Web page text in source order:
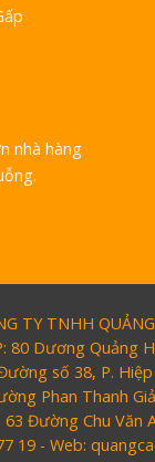
nhà hàng
TY TNHH
80 Dương Quảng
số 38, P.
Phan Thanh
63 Đường Chu Văn
19 - Web: